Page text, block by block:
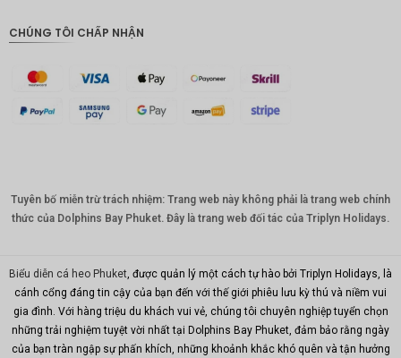
CHF
CAD
Nhân
dân tệ
MYR
PHP
Hồng
CHÚNG TÔI CHẤP NHẬN
Tuyên bố miễn trừ trách nhiệm: Trang web này không phải là trang web chính
thức của Dolphins Bay Phuket. Đây là trang web đối tác của Triplyn Holidays.
Biểu diễn cá heo Phuket , được quản lý một cách tự hào bởi Triplyn Holidays, là
cánh cổng đáng tin cậy của bạn đến với thế giới phiêu lưu kỳ thú và niềm vui
gia đình. Với hàng triệu du khách vui vẻ, chúng tôi chuyên nghiệp tuyển chọn
những trải nghiệm tuyệt vời nhất tại Dolphins Bay Phuket, đảm bảo rằng ngày
của bạn tràn ngập sự phấn khích, những khoảnh khắc khó quên và tận hưởng